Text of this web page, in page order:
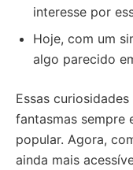
interesse por
Hoje, com um
algo parecido
Essas
fantasmas sempre
popular. Agora,
ainda mais